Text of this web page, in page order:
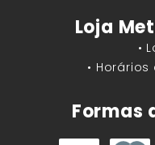
Loja
•
•
Formas